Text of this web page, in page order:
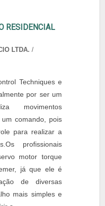
RESIDENCIAL
LTDA. /
Techniques e
por ser um
movimentos
comando, pois
para realizar a
profissionais
motor torque
já que ele é
de diversas
mais simples e